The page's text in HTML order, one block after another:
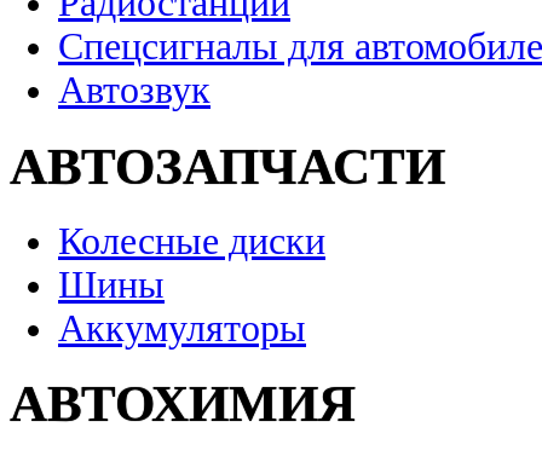
Спецсигналы для
Автозвук
АВТОЗАПЧАСТИ
Колесные диски
Шины
Аккумуляторы
АВТОХИМИЯ